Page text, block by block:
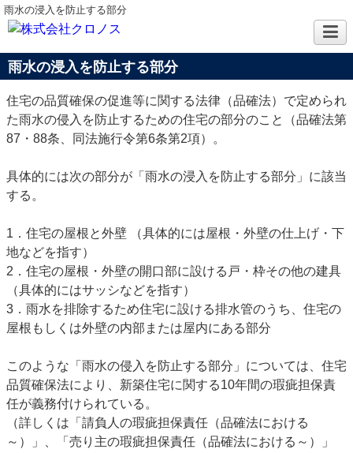
雨水の浸入を防止する部分
雨水の浸入を防止する部分
住宅の品質確保の促進等に関する法律（品確法）で定められ
た雨水の侵入を防止するための住宅の部分のこと（品確法第
87・88条、同法施行令第6条第2項）。
具体的には次の部分が「雨水の浸入を防止する部分」に該当
する。
1．住宅の屋根と外壁 （具体的には屋根・外壁の仕上げ・下
地などを指す）
2．住宅の屋根・外壁の開口部に設ける戸・枠その他の建具
（具体的にはサッシなどを指す）
3．雨水を排除するため住宅に設ける排水管のうち、住宅の
屋根もしくは外壁の内部または屋内にある部分
このような「雨水の侵入を防止する部分」については、住宅
品質確保法により、新築住宅に関する10年間の瑕疵担保責
任が義務付けられている。
（詳しくは「請負人の瑕疵担保責任（品確法における
～）」、「売り主の瑕疵担保責任（品確法における～）」